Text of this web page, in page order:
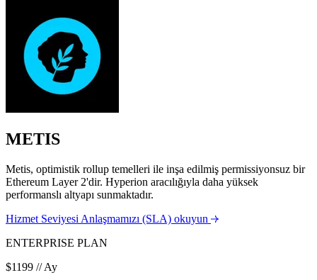
METIS
Metis, optimistik rollup temelleri ile inşa edilmiş permissiyonsuz bir
Ethereum Layer 2'dir. Hyperion aracılığıyla daha yüksek
performanslı altyapı sunmaktadır.
Hizmet Seviyesi Anlaşmamızı (SLA) okuyun
ENTERPRISE PLAN
$1199 // Ay